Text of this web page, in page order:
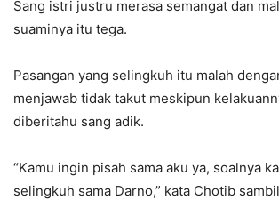
Sang istri justru merasa semangat dan
suaminya itu tega.
Pasangan yang selingkuh itu malah
menjawab tidak takut meskipun
diberitahu sang adik.
“Kamu ingin pisah sama aku ya, soalnya
selingkuh sama Darno,” kata Chotib